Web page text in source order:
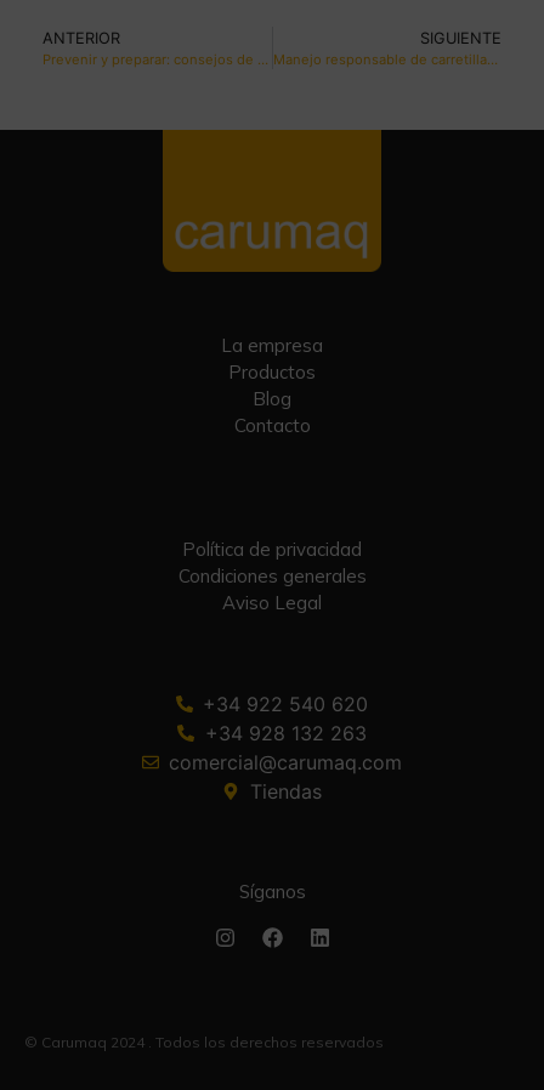
ANTERIOR
Prevenir y preparar: consejos de seguridad antes de usar una carretilla elevadora
SIGUIENTE
Manejo responsable de carretillas elevadoras: protegiendo vidas y mejorando la productividad
La empresa
Productos
Blog
Contacto
Política de privacidad
Condiciones generales
Aviso Legal
+34 922 540 620
+34 928 132 263
comercial@carumaq.com
Tiendas
Síganos
© Carumaq 2024 . Todos los derechos reservados